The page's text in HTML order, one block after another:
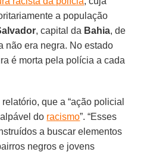
a população
, capital da Bahia, de
não era negra. No estado
é morta pela polícia a cada
que a “ação policial
do racismo”. “Esses
a buscar elementos
negros e jovens